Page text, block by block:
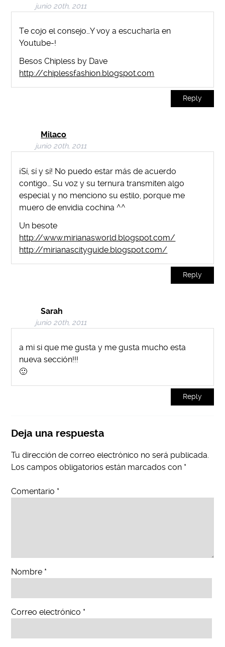
junio 20th, 2011
Te cojo el consejo…Y voy a escucharla en
Youtube-!
Besos Chipless by Dave
http://chiplessfashion.blogspot.com
Reply
Milaco
junio 20th, 2011
¡Sí, sí y sí! No puedo estar más de acuerdo
contigo… Su voz y su ternura transmiten algo
especial y no menciono su estilo, porque me
muero de envidia cochina ^^
Un besote
http://www.mirianasworld.blogspot.com/
http://mirianascityguide.blogspot.com/
Reply
Sarah
junio 20th, 2011
a mi si que me gusta y me gusta mucho esta
nueva sección!!!
🙂
Reply
Deja una respuesta
Tu dirección de correo electrónico no será publicada.
Los campos obligatorios están marcados con *
Comentario *
Nombre *
Correo electrónico *